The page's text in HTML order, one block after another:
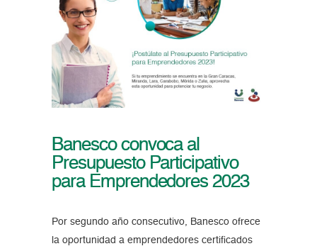
Banesco convoca al
Presupuesto Participativo
para Emprendedores 2023
Por segundo año consecutivo, Banesco ofrece
la oportunidad a emprendedores certificados